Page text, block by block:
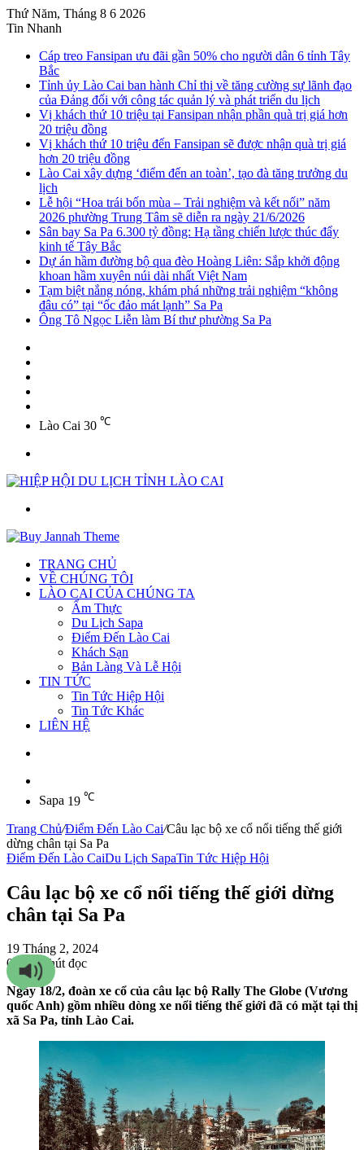
Thứ Năm, Tháng 8 6 2026
Tin Nhanh
Cáp treo Fansipan ưu đãi gần 50% cho người dân 6 tỉnh Tây
Bắc
Tỉnh ủy Lào Cai ban hành Chỉ thị về tăng cường sự lãnh đạo
của Đảng đối với công tác quản lý và phát triển du lịch
Vị khách thứ 10 triệu tại Fansipan nhận phần quà trị giá hơn
20 triệu đồng
Vị khách thứ 10 triệu đến Fansipan sẽ được nhận quà trị giá
hơn 20 triệu đồng
Lào Cai xây dựng ‘điểm đến an toàn’, tạo đà tăng trưởng du
lịch
Lễ hội “Hoa trái bốn mùa – Trải nghiệm và kết nối” năm
2026 phường Trung Tâm sẽ diễn ra ngày 21/6/2026
Sân bay Sa Pa 6.300 tỷ đồng: Hạ tầng chiến lược thúc đẩy
kinh tế Tây Bắc
Dự án hầm đường bộ qua đèo Hoàng Liên: Sắp khởi động
khoan hầm xuyên núi dài nhất Việt Nam
Tạm biệt nắng nóng, khám phá những trải nghiệm “không
đâu có” tại “ốc đảo mát lạnh” Sa Pa
Ông Tô Ngọc Liễn làm Bí thư phường Sa Pa
Lào Cai 30 ℃
TRANG CHỦ
VỀ CHÚNG TÔI
LÀO CAI CỦA CHÚNG TA
Ẩm Thực
Du Lịch Sapa
Điểm Đến Lào Cai
Khách Sạn
Bản Làng Và Lễ Hội
TIN TỨC
Tin Tức Hiệp Hội
Tin Tức Khác
LIÊN HỆ
Sapa 19 ℃
Trang Chủ/Điểm Đến Lào Cai/Câu lạc bộ xe cổ nổi tiếng thế giới
dừng chân tại Sa Pa
Điểm Đến Lào CaiDu Lịch SapaTin Tức Hiệp Hội
Câu lạc bộ xe cổ nổi tiếng thế giới dừng
chân tại Sa Pa
19 Tháng 2, 2024
0 802 phút đọc
Ngày 18/2, đoàn xe cổ của câu lạc bộ Rally The Globe (Vương
quốc Anh) gồm nhiều dòng xe nổi tiếng thế giới đã có mặt tại thị
xã Sa Pa, tỉnh Lào Cai.